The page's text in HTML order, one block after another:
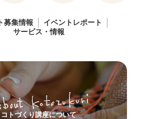
募集情報
イベントレポート
サービス・情報
コトづくり講座について